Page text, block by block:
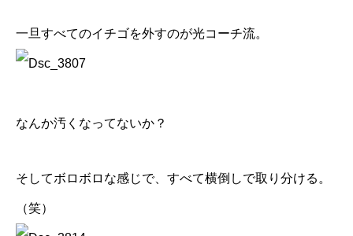
一旦すべてのイチゴを外すのが光コーチ流。
なんか汚くなってないか？
そしてボロボロな感じで、すべて横倒しで取り分ける。
（笑）